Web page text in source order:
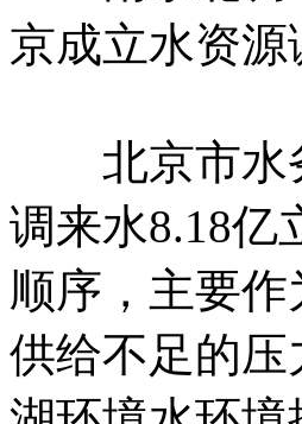
京成立水资
北京市水务
调来水8.18亿
顺序，主要
供给不足的